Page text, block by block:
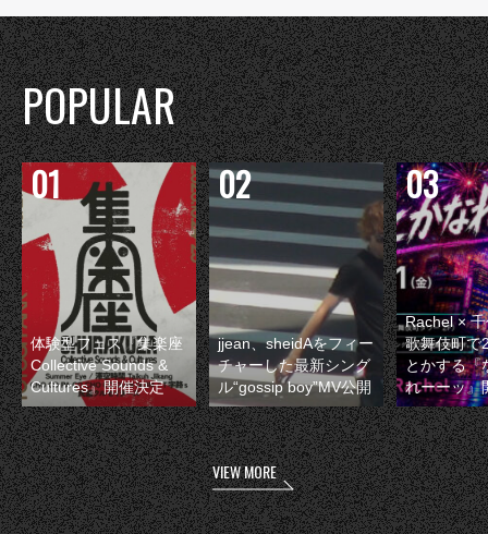
POPULAR
体験型フェス『集楽座
Collective Sounds &
Cultures』開催決定
jjean、sheidAをフィー
チャーした最新シング
ル“gossip boy”MV公開
Rachel ×
歌舞伎町で
とかする『
れーーッ』
VIEW MORE